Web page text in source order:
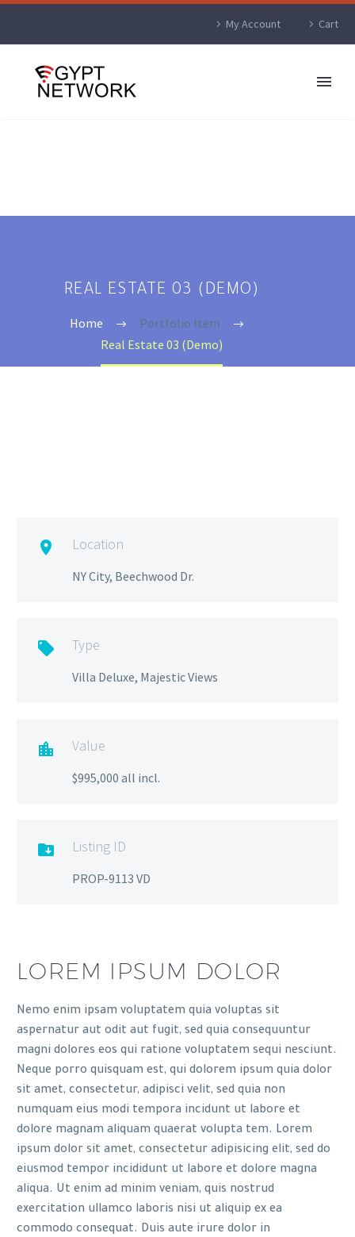
My Account Cart
REAL ESTATE 03 (DEMO)
Home
Portfolio Item
Real Estate 03 (Demo)
 Location
NY City, Beechwood Dr.
 Type
Villa Deluxe, Majestic Views
 Value
$995,000 all incl.
 Listing ID
PROP-9113 VD
LOREM IPSUM DOLOR
Nemo enim ipsam voluptatem quia voluptas sit
aspernatur aut odit aut fugit, sed quia consequuntur
magni dolores eos qui ratione voluptatem sequi nesciunt.
Neque porro quisquam est, qui dolorem ipsum quia dolor
sit amet, consectetur, adipisci velit, sed quia non
numquam eius modi tempora incidunt ut labore et
dolore magnam aliquam quaerat volupta tem. Lorem
ipsum dolor sit amet, consectetur adipisicing elit, sed do
eiusmod tempor incididunt ut labore et dolore magna
aliqua. Ut enim ad minim veniam, quis nostrud
exercitation ullamco laboris nisi ut aliquip ex ea
commodo consequat. Duis aute irure dolor in